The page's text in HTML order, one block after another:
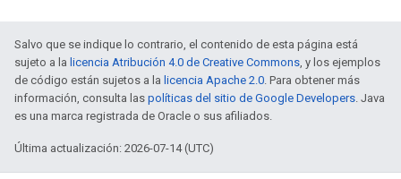
Salvo que se indique lo contrario, el contenido de esta página está
sujeto a la licencia Atribución 4.0 de Creative Commons, y los ejemplos
de código están sujetos a la licencia Apache 2.0. Para obtener más
información, consulta las políticas del sitio de Google Developers. Java
es una marca registrada de Oracle o sus afiliados.
Última actualización: 2026-07-14 (UTC)